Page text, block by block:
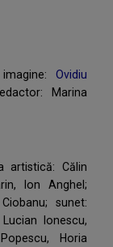
Ovidiu
Marina
artistică: Călin
Ion Anghel;
sunet:
Ionescu,
Horia